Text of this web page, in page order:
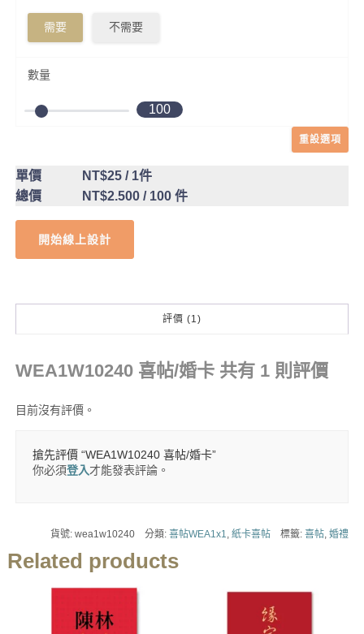
需要 不需要
數量
100
重設選項
單價 NT$25/ 1件
總價
NT$2.500/ 100 件
開始線上設計
評價 (1)
WEA1W10240 喜帖/婚卡共有 1 則評價
目前沒有評價。
搶先評價 “WEA1W10240 喜帖/婚卡”
你必須登入才能發表評論。
貨號:wea1w10240 分類:喜帖WEA1x1 ,紙卡喜帖 標籤:喜帖 ,婚禮
Related products